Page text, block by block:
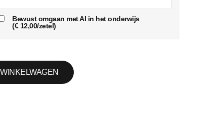
Bewust omgaan met AI in het onderwijs
(€12,00/zetel)